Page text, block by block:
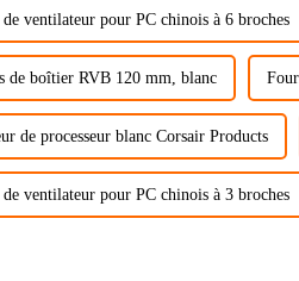
ventilateur pour PC chinois à 6 broches
de boîtier RVB 120 mm, blanc
de processeur blanc Corsair Products
ventilateur pour PC chinois à 3 broches